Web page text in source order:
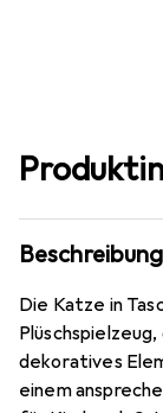
Beschreibung
Die Katze in
Plüschspielzeug,
dekoratives
einem